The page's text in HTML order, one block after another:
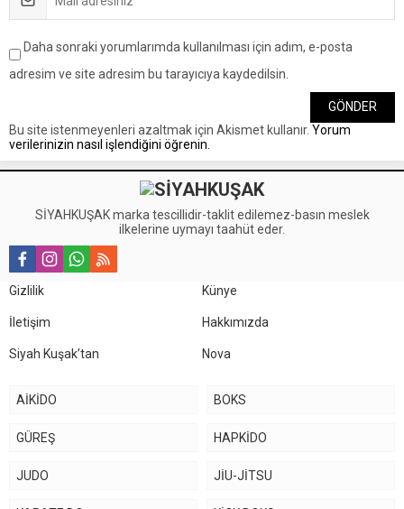
Daha sonraki yorumlarımda kullanılması için adım, e-posta
adresim ve site adresim bu tarayıcıya kaydedilsin.
Bu site istenmeyenleri azaltmak için Akismet kullanır. Yorum
verilerinizin nasıl işlendiğini öğrenin.
SİYAHKUŞAK marka tescillidir-taklit edilemez-basın meslek
ilkelerine uymayı taahüt eder.
Gizlilik Künye
İletişim Hakkımızda
Siyah Kuşak’tan Nova
AİKİDO BOKS
GÜREŞ HAPKİDO
JUDO JİU-JİTSU